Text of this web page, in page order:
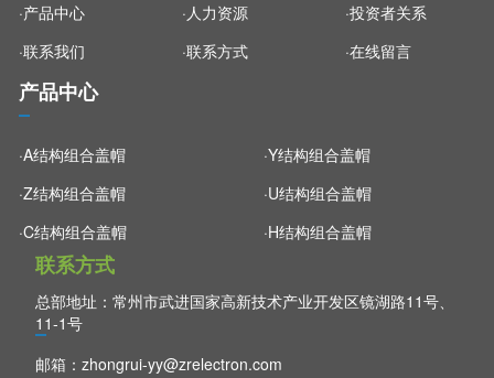
·产品中心
·人力资源
·投资者关系
·联系我们
·联系方式 ·在线留言
产品中心
·A结构组合盖帽
·Y结构组合盖帽
·Z结构组合盖帽
·U结构组合盖帽
·C结构组合盖帽
·H结构组合盖帽
联系方式
总部地址：常州市武进国家高新技术产业开发区镜湖路11号、
11-1号
邮箱：zhongrui-yy@zrelectron.com